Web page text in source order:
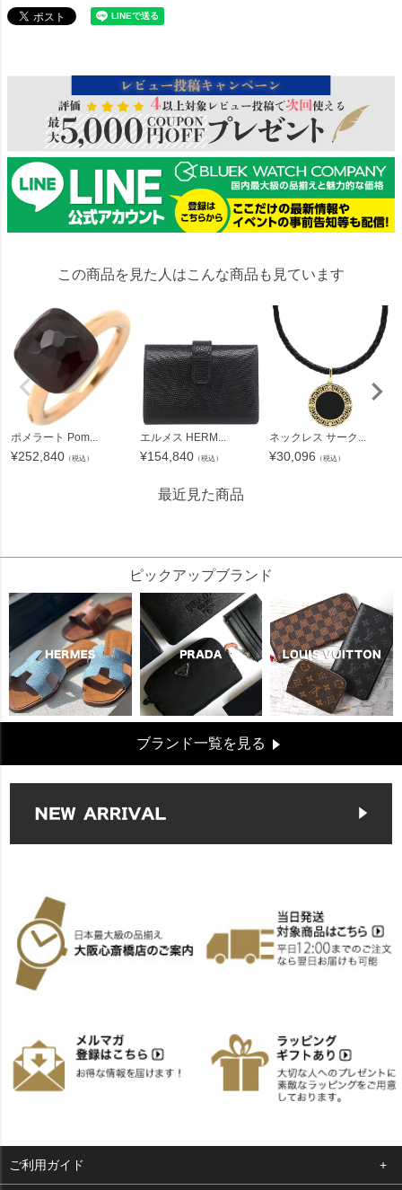
この商品を見た人はこんな商品も見ています
ポメラート Pom...
¥252,840 （税込）
エルメス HERM...
¥154,840 （税込）
ネックレス サーク...
¥30,096 （税込）
最近見た商品
ピックアップブランド
ブランド一覧を見る
ご利用ガイド